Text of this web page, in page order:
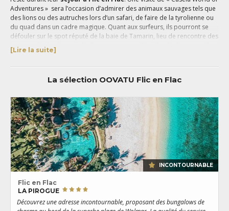
Adventures » sera l’occasion d’admirer des animaux sauvages tels que
des lions ou des autruches lors d’un safari, de faire de la tyrolienne ou
du quad dans un cadre magique. Quant aux surfeurs, ils pourront se
défouler sur le spot réputé de la baie de Tamarin, lieu de rencontre des
passionnés de glisse et des locaux venus profiter du plus beau coucher
de soleil de l’île. C'est également l’occasion pour les vacanciers de
Durant votrevoyage à Flic en Flac , laissez-vous tenter par les
nombreux restaurants de spécialités locales, les bars ou même les
Flic en Flac vous offre un mélange parfait de soleil, de détente et
d’activités terrestres et nautiques pour passer des vacances idylliques
entre amis ou en famille.
Nos conseillers spécialistes de l'île Maurice vous accompagnent dans
l’organisation de votre voyage pour vous offrir un séjour mémorable à
Flic en Flac.
[Lire la suite]
La sélection OOVATU Flic en Flac
INCONTOURNABLE
Flic en Flac
LA PIROGUE
Découvrez une adresse incontournable, proposant des bungalows de